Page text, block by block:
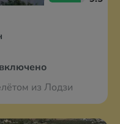
из Лодзи